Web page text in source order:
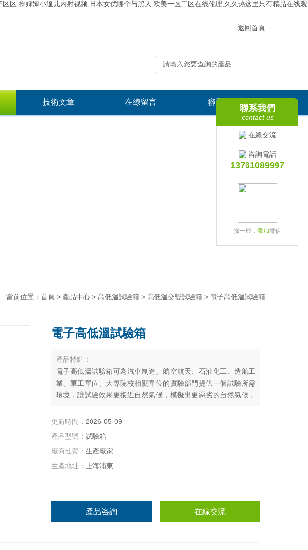
区,操婶婶小逼儿内射视频,日本女优哪个与黑人,欧美一区二区在线伦理,久久热这里只有精品在线观
返回首頁
技術文章 在線留言 聯系我們
當前位置： 首頁 > 產品中心 > 高低溫試驗箱 > 高低溫交變試驗箱 > 電子高低溫試驗箱
電子高低溫試驗箱
產品特點：
電子高低溫試驗箱可為汽車制造、航空航天、石油化工、造船工
業、軍工單位、大專院校相關單位的實驗部門提供一個試驗所需
環境，讓試驗效果更接近自然氣候，模擬出更惡劣的自然氣候，
條件。
更新時間： 2026-05-09
產品型號： 試驗箱
廠商性質： 生產廠家
生產地址：
上海浦東
產品咨詢 在線交流
聯系我們
contact us
在線交流
咨詢電話
13761089997
掃一掃， 添加微信